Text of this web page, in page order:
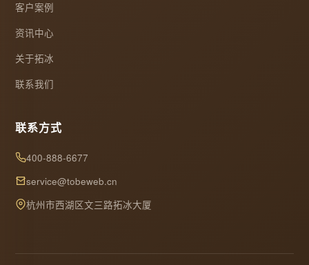
客户案例
资讯中心
关于拓冰
联系我们
联系方式
400-888-6677
service@tobeweb.cn
杭州市西湖区文三路拓冰大厦